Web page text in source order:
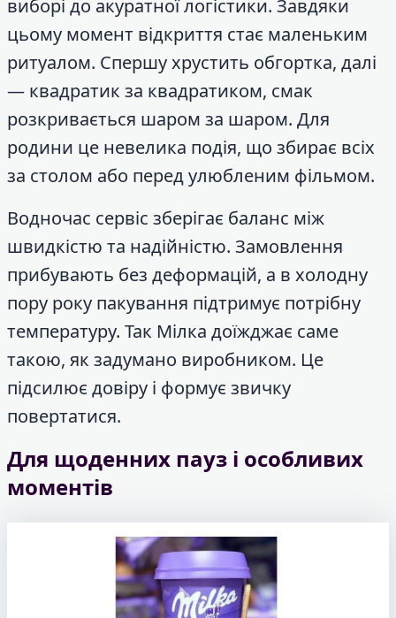
виборі до акуратної логістики. Завдяки
цьому момент відкриття стає маленьким
ритуалом. Спершу хрустить обгортка, далі
— квадратик за квадратиком, смак
розкривається шаром за шаром. Для
родини це невелика подія, що збирає всіх
за столом або перед улюбленим фільмом.
Водночас сервіс зберігає баланс між
швидкістю та надійністю. Замовлення
прибувають без деформацій, а в холодну
пору року пакування підтримує потрібну
температуру. Так Мілка доїжджає саме
такою, як задумано виробником. Це
підсилює довіру і формує звичку
повертатися.
Для щоденних пауз і особливих
моментів